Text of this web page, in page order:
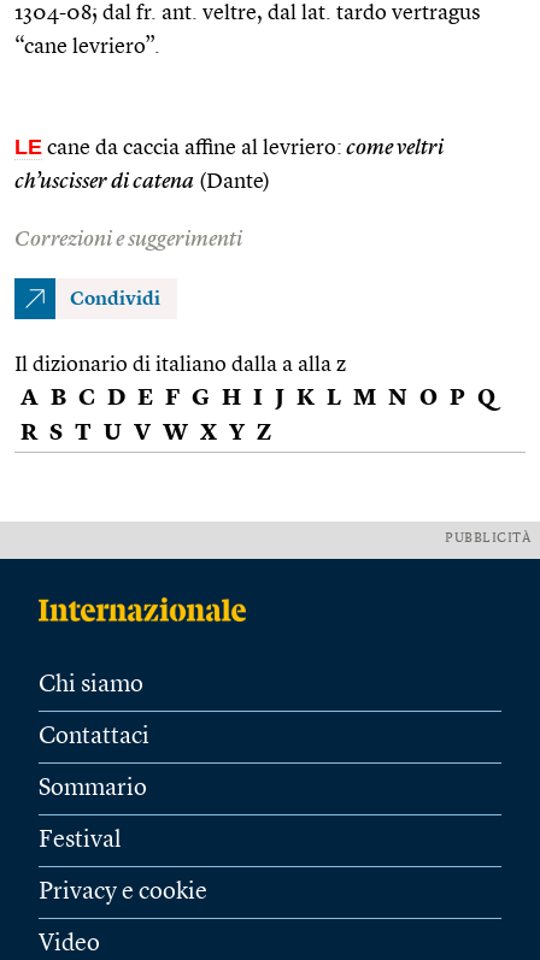
1304-08; dal fr. ant. veltre, dal lat. tardo vertragus
“cane levriero”.
LE cane da caccia affine al levriero: come veltri
ch’uscisser di catena (Dante)
Correzioni e suggerimenti
Condividi
Il dizionario di italiano dalla a alla z
A B C D E F G H I J K L M N O P Q
R S T U V W X Y Z
PUBBLICITÀ
Chi siamo
Contattaci
Sommario
Festival
Privacy e cookie
Video